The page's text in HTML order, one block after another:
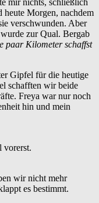
mir nichts, schließlich
heute Morgen, nachdem
verschwunden. Aber
zur Qual. Bergab
paar Kilometer schaffst
Gipfel für die heutige
schafften wir beide
Freya war nur noch
hin und mein
vorerst.
wir nicht mehr
es bestimmt.